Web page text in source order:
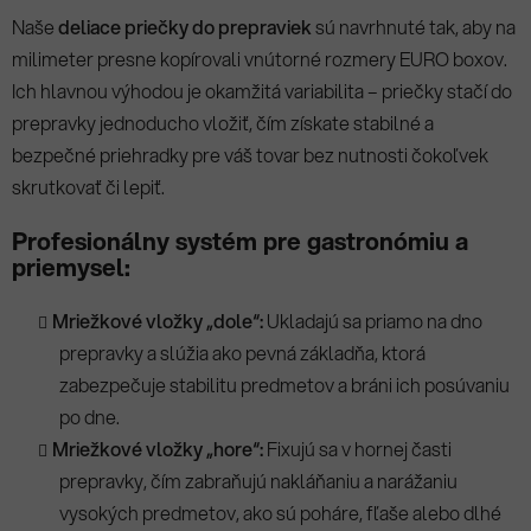
c
i
e
p
r
v
v
i
s
u
Našedeliace priečky do prepravieksú navrhnuté tak, aby na
milimeter presne kopírovali vnútorné rozmery EURO boxov.
Ich hlavnou výhodou je okamžitá variabilita – priečky stačí do
prepravky jednoducho vložiť, čím získate stabilné a
bezpečné priehradky pre váš tovar bez nutnosti čokoľvek
skrutkovať či lepiť.
Profesionálny systém pre gastronómiu a
priemysel:
Mriežkové vložky „dole“:Ukladajú sa priamo na dno
prepravky a slúžia ako pevná základňa, ktorá
zabezpečuje stabilitu predmetov a bráni ich posúvaniu
po dne.
Mriežkové vložky „hore“:Fixujú sa v hornej časti
prepravky, čím zabraňujú nakláňaniu a narážaniu
vysokých predmetov, ako sú poháre, fľaše alebo dlhé